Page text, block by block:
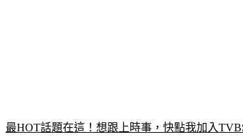
最HOT話題在這！想跟上時事，快點我加入